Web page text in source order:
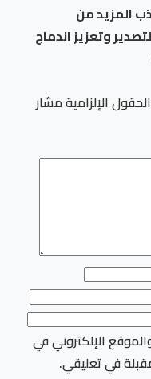
المزيد من
وتعزيز اندماج
الحقول الإلزامية مشار
الإلكتروني في
في تعليقي.